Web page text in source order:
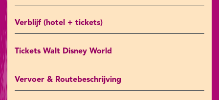
Verblijf (hotel + tickets)
Tickets Walt Disney World
Vervoer & Routebeschrijving